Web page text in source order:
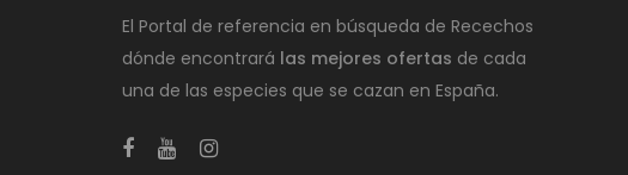
El Portal de referencia en búsqueda de Recechos
dónde encontrará las mejores ofertas de cada
una de las especies que se cazan en España.